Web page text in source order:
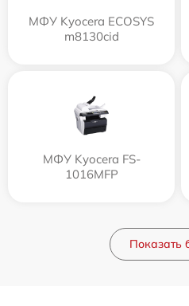
МФУ Kyocera ECOSYS
m8130cid
МФУ Kyocera FS-
1016MFP
Показать